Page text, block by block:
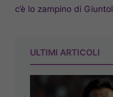
c’è lo zampino di
ULTIMI ARTICOLI